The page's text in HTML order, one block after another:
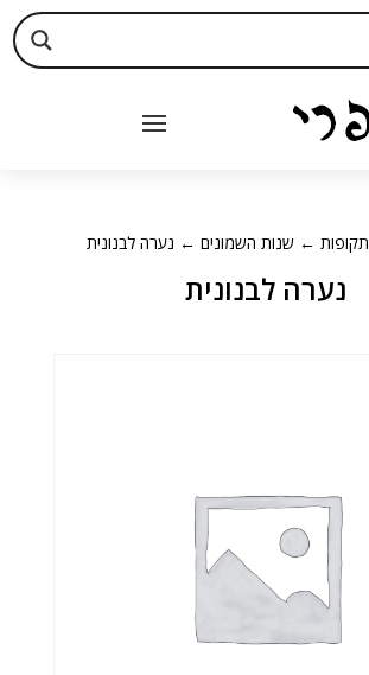
← שנות השמונים ← נערה לבנונית
נערה לבנונית